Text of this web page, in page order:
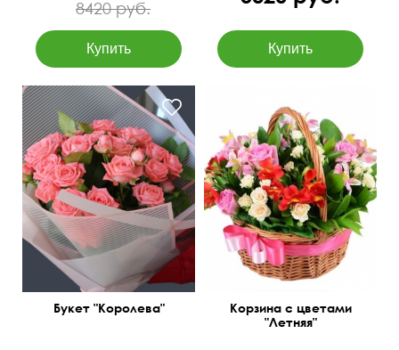
8420 руб.
Голландские коралловые
розы
45 см
30 см
Букет "Королева"
Декор с атласной ленты
30 см
30 см
Корзина с цветами
"Летняя"